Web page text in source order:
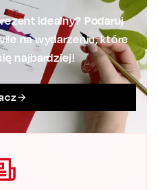
idealny? Podaruj
na wydarzeniu, które
najbardziej!